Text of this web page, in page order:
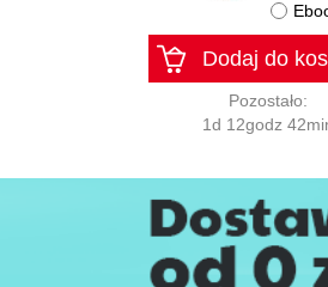
Dodaj do
Pozostało:
1d 12godz